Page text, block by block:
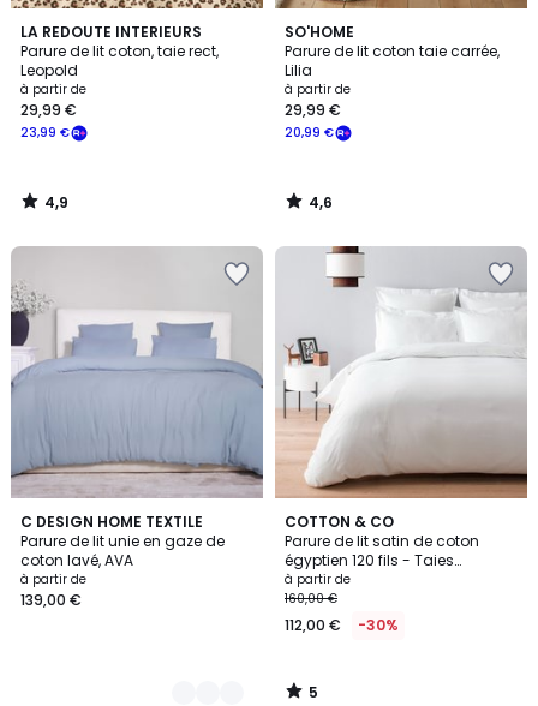
LA REDOUTE INTERIEURS
Parure de lit coton, taie rect,
Leopold
à partir de
23,99 €
29,99 €
4,9
/ 5
4,9
/
SO'HOME
Parure de lit coton taie carrée,
Lilia
à partir de
20,99 €
29,99 €
4,6
/ 5
4,6
/
C DESIGN HOME TEXTILE
Parure de lit unie en gaze de
coton lavé, AVA
à partir de
139,00 €
9
Couleurs
COTTON & CO
Parure de lit satin de coton
égyptien 120 fils - Taies
rectangulaires OSLO
à partir de
160,00 €
112,00 € -30%
5
/
5
5
/